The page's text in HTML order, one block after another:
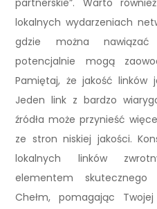
partnerskie”. Warto
lokalnych wydarzeniach
gdzie można
potencjalnie mogą
Pamiętaj, że jakość linków
Jeden link z bardzo
źródła może przynieść
ze stron niskiej jakości.
lokalnych linków
elementem skutecznego
Chełm, pomagając